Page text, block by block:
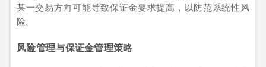
某一交易方向可能导致保证金要求提高，以防范系统性风
险。
风险管理与保证金管理策略